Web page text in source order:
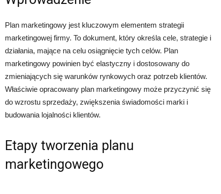
Plan marketingowy jest kluczowym elementem strategii
marketingowej firmy. To dokument, który określa cele, strategie i
działania, mające na celu osiągnięcie tych celów. Plan
marketingowy powinien być elastyczny i dostosowany do
zmieniających się warunków rynkowych oraz potrzeb klientów.
Właściwie opracowany plan marketingowy może przyczynić się
do wzrostu sprzedaży, zwiększenia świadomości marki i
budowania lojalności klientów.
Etapy tworzenia planu
marketingowego